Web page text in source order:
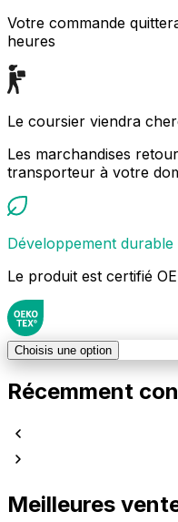
Votre commande
heures
Le coursier viendra
Les marchandises
transporteur à votre
Développement durable
Le produit est certifié
Choisis une option
Récemment
Meilleures